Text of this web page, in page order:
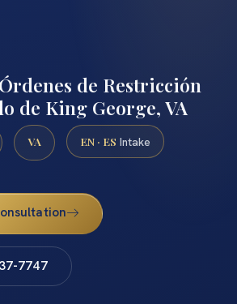
de Restricción
de King George, VA
VA EN · ES Intake
7747